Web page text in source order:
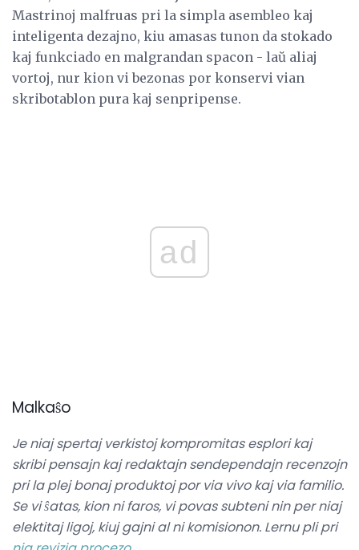
Mastrinoj malfruas pri la simpla asembleo kaj
inteligenta dezajno, kiu amasas tunon da stokado
kaj funkciado en malgrandan spacon - laŭ aliaj
vortoj, nur kion vi bezonas por konservi vian
skribotablon pura kaj senpripense.
ad
Malkaŝo
Je niaj spertaj verkistoj kompromitas esplori kaj
skribi pensajn kaj redaktajn sendependajn recenzojn
pri la plej bonaj produktoj por via vivo kaj via familio.
Se vi ŝatas, kion ni faros, vi povas subteni nin per niaj
elektitaj ligoj, kiuj gajni al ni komisionon. Lernu pli pri